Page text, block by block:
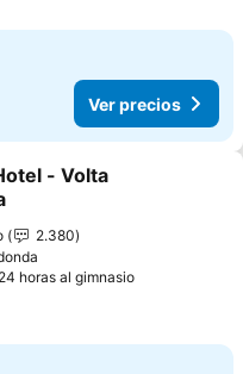
Ver precios
a favoritos
- Volta
2.380
horas al gimnasioVer precios